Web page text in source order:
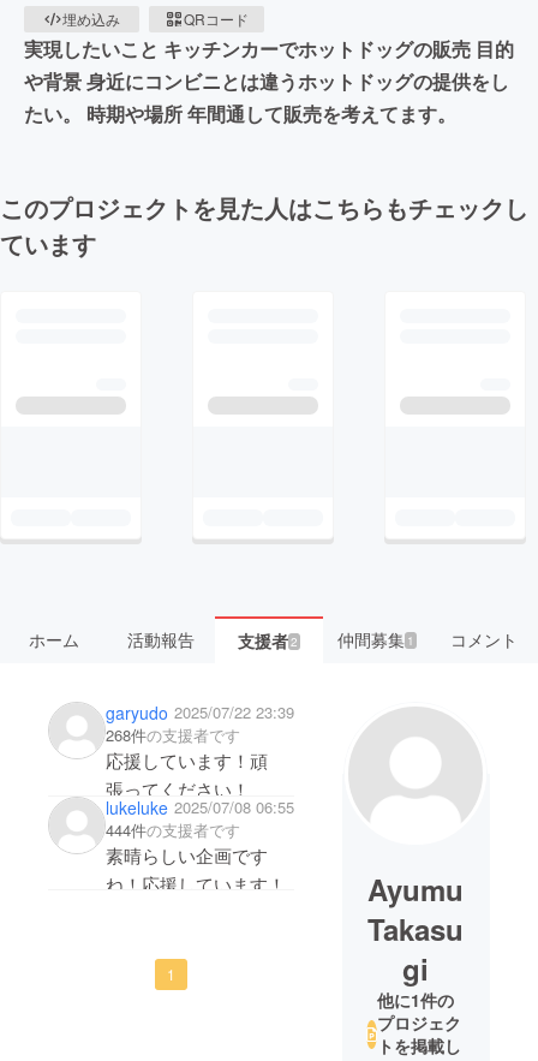
埋め込み
QRコード
実現したいこと キッチンカーでホットドッグの販売 目的
や背景 身近にコンビニとは違うホットドッグの提供をし
たい。 時期や場所 年間通して販売を考えてます。
このプロジェクトを見た人はこちらもチェックし
ています
ホーム 活動報告 支援者 2 仲間募集 1 コメント
garyudo 2025/07/22 23:39
268件の支援者です
応援しています！頑
張ってください！
lukeluke 2025/07/08 06:55
444件の支援者です
素晴らしい企画です
ね！応援しています！
1
Ayumu
Takasu
gi
他に1件の
プロジェク
トを掲載し